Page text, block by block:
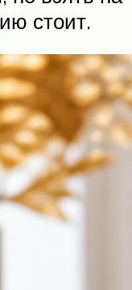
стоит.